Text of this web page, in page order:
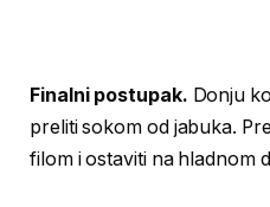
Finalni postupak. Donju
preliti sokom od jabuka.
filom i ostaviti na hladnom